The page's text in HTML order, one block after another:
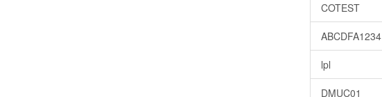
COTEST
ABCDFA1234
lpl
DMUC01